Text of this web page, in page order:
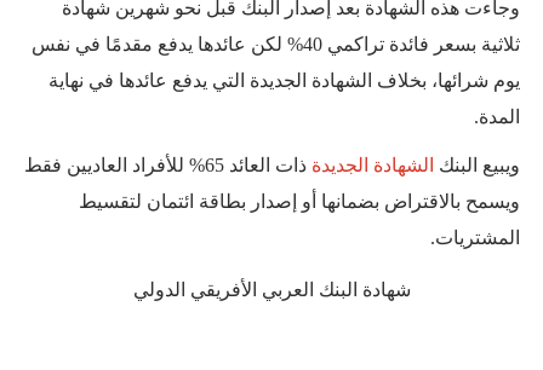
وجاءت هذه الشهادة بعد إصدار البنك قبل نحو شهرين شهادة
ثلاثية بسعر فائدة تراكمي 40% لكن عائدها يدفع مقدمًا في نفس
يوم شرائها، بخلاف الشهادة الجديدة التي يدفع عائدها في نهاية
المدة.
ويبيع البنك الشهادة الجديدة
ذات العائد 65% للأفراد العاديين فقط
ويسمح بالاقتراض بضمانها أو إصدار بطاقة ائتمان لتقسيط
المشتريات.
شهادة البنك العربي الأفريقي الدولي